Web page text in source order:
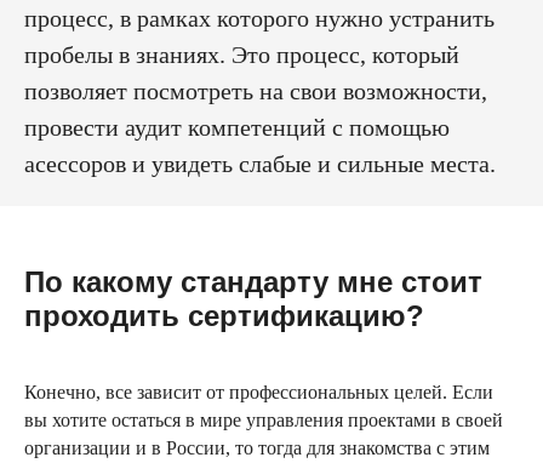
процесс, в рамках которого нужно устранить
пробелы в знаниях. Это процесс, который
позволяет посмотреть на свои возможности,
провести аудит компетенций с помощью
асессоров и увидеть слабые и сильные места.
По какому стандарту мне стоит
проходить сертификацию?
Конечно, все зависит от профессиональных целей. Если
вы хотите остаться в мире управления проектами в своей
организации и в России, то тогда для знакомства с этим